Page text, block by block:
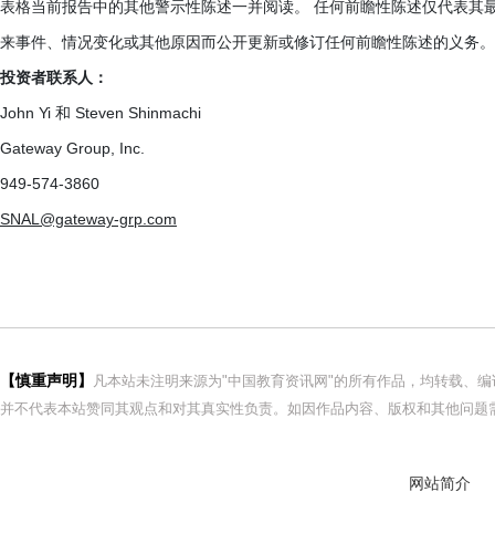
表格当前报告中的其他警示性陈述一并阅读。 任何前瞻性陈述仅代表
来事件、情况变化或其他原因而公开更新或修订任何前瞻性陈述的义务。
投资者联系人：
John Yi 和 Steven Shinmachi
Gateway Group, Inc.
949-574-3860
SNAL@gateway-grp.com
【慎重声明】
凡本站未注明来源为"中国教育资讯网"的所有作品，均转载、
并不代表本站赞同其观点和对其真实性负责。如因作品内容、版权和其他问
网站简介